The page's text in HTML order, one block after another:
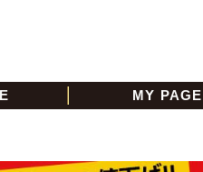
MY PAGE